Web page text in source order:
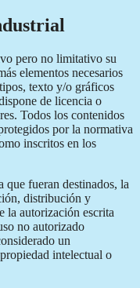
pero no limitativo su
elementos necesarios
texto y/o gráficos
de licencia o
Todos los contenidos
por la normativa
inscritos en los
que fueran destinados, la
distribución y
la autorización escrita
no autorizado
un
intelectual o